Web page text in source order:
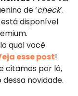
de ‘check’.
disponível
qual você
esse post!
citamos por lá,
novidade.